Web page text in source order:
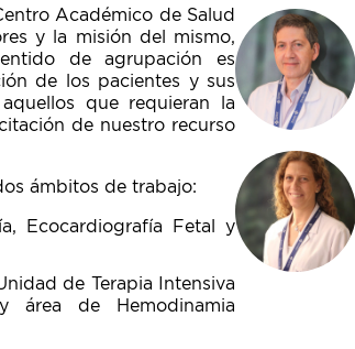
Académico de Salud
y la misión del mismo,
de agrupación es
de los pacientes y sus
que requieran la
de nuestro recurso
ámbitos de trabajo:
Ecocardiografía Fetal y
de Terapia Intensiva
área de Hemodinamia